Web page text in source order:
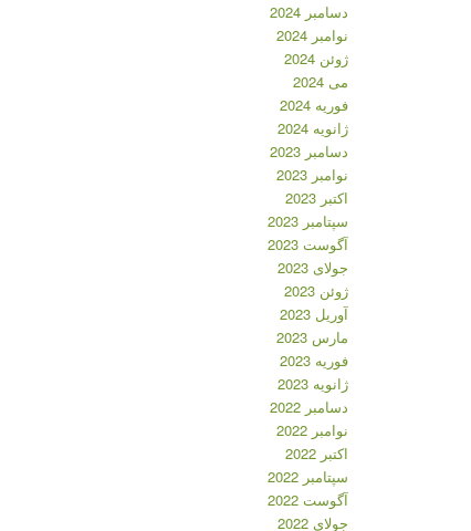
دسامبر 2024
نوامبر 2024
ژوئن 2024
می 2024
فوریه 2024
ژانویه 2024
دسامبر 2023
نوامبر 2023
اکتبر 2023
سپتامبر 2023
آگوست 2023
جولای 2023
ژوئن 2023
آوریل 2023
مارس 2023
فوریه 2023
ژانویه 2023
دسامبر 2022
نوامبر 2022
اکتبر 2022
سپتامبر 2022
آگوست 2022
جولای 2022